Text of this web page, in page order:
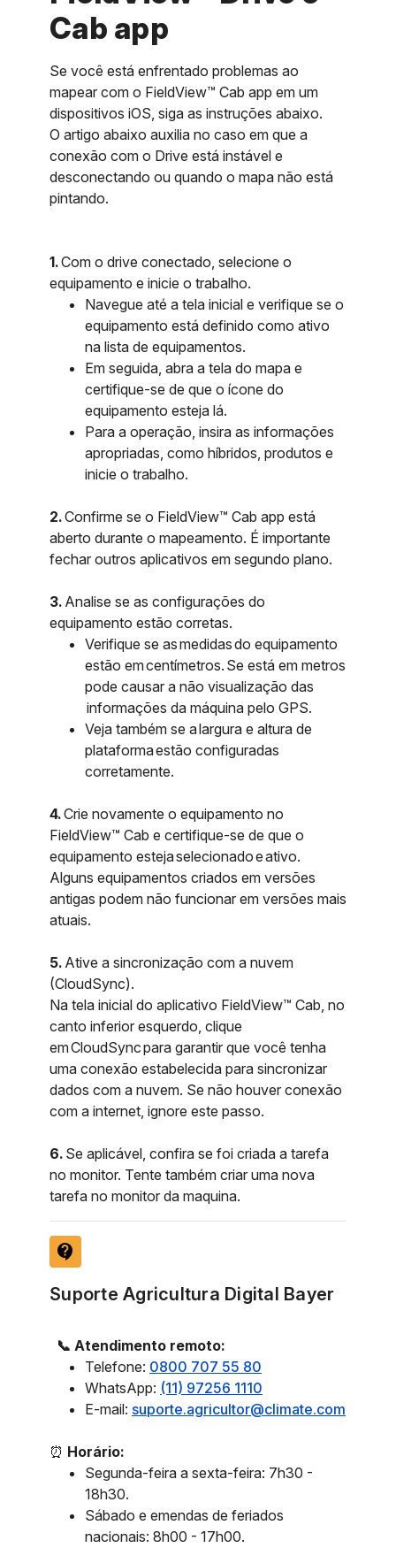
Cab app
Se você está enfrentado problemas ao
mapear com o FieldView™ Cab app em um
dispositivos iOS, siga as instruções abaixo.
O artigo abaixo auxilia no caso em que a
conexão com o Drive está instável e
desconectando ou quando o mapa não está
pintando.
1.Com o drive conectado, selecione o
equipamento e inicie o trabalho.
Navegue até a tela inicial e verifique se o
equipamento está definido como ativo
na lista de equipamentos.
Em seguida, abra a tela do mapa e
certifique-se de que o ícone do
equipamento esteja lá.
Para a operação, insira as informações
apropriadas, como híbridos, produtos e
inicie o trabalho.
2.Confirme se o FieldView™ Cab app está
aberto durante o mapeamento. É importante
fechar outros aplicativos em segundo plano.
3. Analise se as configurações do
equipamento estão corretas.
Verifique se as medidas do equipamento
estão em centímetros. Se está em metros
pode causar a não visualização das
informações da máquina pelo GPS.
Veja também se a largura e altura de
plataforma estão configuradas
corretamente.
4.Crie novamente o equipamento no
FieldView™ Cab e certifique-se de que o
equipamento esteja selecionado e ativo.
Alguns equipamentos criados em versões
antigas podem não funcionar em versões mais
atuais.
5. Ative a sincronização com a nuvem
(CloudSync).
Na tela inicial do aplicativo FieldView™ Cab, no
canto inferior esquerdo, clique
em CloudSync para garantir que você tenha
uma conexão estabelecida para sincronizar
dados com a nuvem. Se não houver conexão
com a internet, ignore este passo.
6. Se aplicável, confira se foi criada a tarefa
no monitor. Tente também criar uma nova
tarefa no monitor da maquina.
contact_support
Suporte Agricultura Digital Bayer
📞 Atendimento remoto:
Telefone: 0800 707 55 80
WhatsApp: (11) 97256 1110
E-mail: suporte.agricultor@climate.com
⏰ Horário:
Segunda-feira a sexta-feira: 7h30 -
18h30.
Sábado e emendas de feriados
nacionais: 8h00 - 17h00.